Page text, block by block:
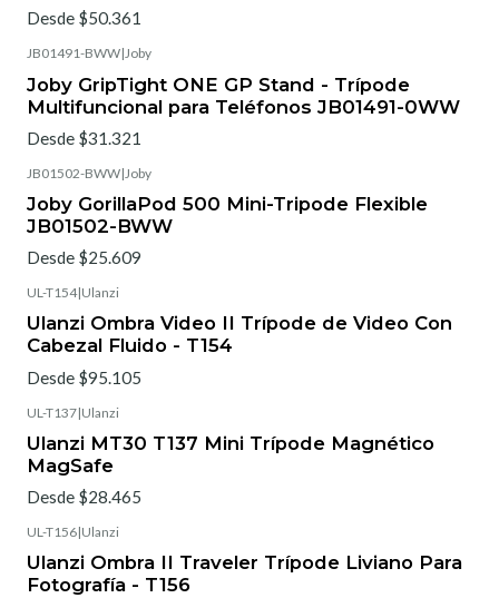
Desde $50.361
JB01491-BWW|Joby
Joby GripTight ONE GP Stand - Trípode
Multifuncional para Teléfonos JB01491-0WW
Desde $31.321
JB01502-BWW| Joby
Joby GorillaPod 500 Mini-Tripode Flexible
JB01502-BWW
Desde $25.609
UL-T154|Ulanzi
Ulanzi Ombra Video II Trípode de Video Con
Cabezal Fluido - T154
Desde $95.105
UL-T137|Ulanzi
Ulanzi MT30 T137 Mini Trípode Magnético
MagSafe
Desde $28.465
UL-T156|Ulanzi
Ulanzi Ombra II Traveler Trípode Liviano Para
Fotografía - T156